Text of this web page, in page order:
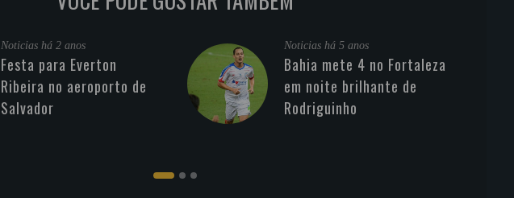
Noticias há 2 anos
Festa para Everton
Ribeira no aeroporto de
Salvador
Noticias há 5 anos
Bahia mete 4 no Fortaleza
em noite brilhante de
Rodriguinho